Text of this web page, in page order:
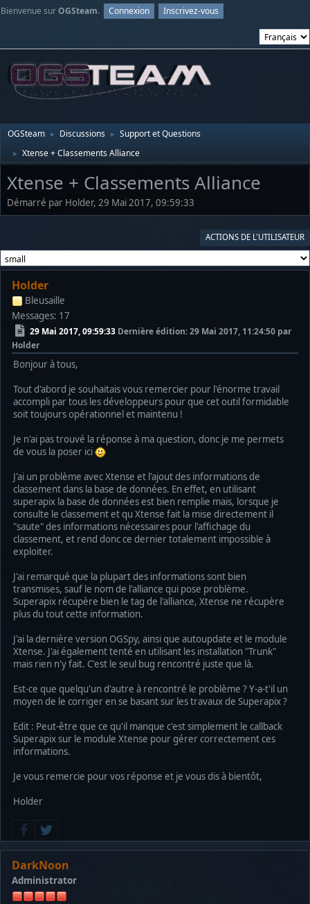
Bienvenue surOGSteam. Connexion Inscrivez-vous
OGSteam ► Discussions ► Support et Questions
► Xtense + Classements Alliance
Xtense + Classements Alliance
Démarré par Holder, 29 Mai 2017, 09:59:33
ACTIONS DE L'UTILISATEUR
Holder
Bleusaille
Messages: 17
29 Mai 2017, 09:59:33 Dernière édition: 29 Mai 2017, 11:24:50 par
Holder
Bonjour à tous,
Tout d'abord je souhaitais vous remercier pour l'énorme travail
accompli par tous les développeurs pour que cet outil formidable
soit toujours opérationnel et maintenu !
Je n'ai pas trouvé la réponse à ma question, donc je me permets
de vous la poser ici
J'ai un problème avec Xtense et l'ajout des informations de
classement dans la base de données. En effet, en utilisant
superapix la base de données est bien remplie mais, lorsque je
consulte le classement et qu Xtense fait la mise directement il
"saute" des informations nécessaires pour l'affichage du
classement, et rend donc ce dernier totalement impossible à
exploiter.
J'ai remarqué que la plupart des informations sont bien
transmises, sauf le nom de l'alliance qui pose problème.
Superapix récupère bien le tag de l'alliance, Xtense ne récupère
plus du tout cette information.
J'ai la dernière version OGSpy, ainsi que autoupdate et le module
Xtense. J'ai également tenté en utilisant les installation "Trunk"
mais rien n'y fait. C'est le seul bug rencontré juste que là.
Est-ce que quelqu'un d'autre à rencontré le problème ? Y-a-t'il un
moyen de le corriger en se basant sur les travaux de Superapix ?
Edit : Peut-être que ce qu'il manque c'est simplement le callback
Superapix sur le module Xtense pour gérer correctement ces
informations.
Je vous remercie pour vos réponse et je vous dis à bientôt,
Holder
DarkNoon
Administrator